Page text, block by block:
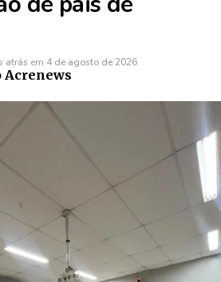
atrás em 4 de agosto de 2026
Acrenews